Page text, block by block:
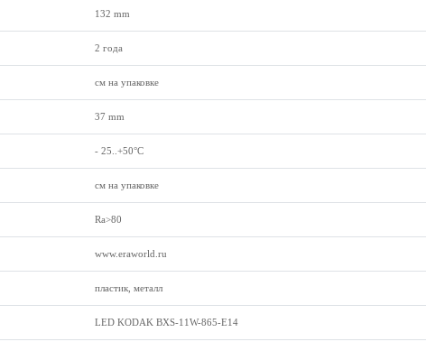
132 mm
2 года
см на упаковке
37 mm
- 25..+50°C
см на упаковке
Ra>80
www.eraworld.ru
пластик, металл
LED KODAK BXS-11W-865-E14